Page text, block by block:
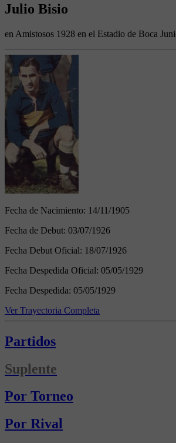
Julio Bisio
en Amistosos 1928 en el Estadio de Boca
Fecha de Nacimiento: 14/11/1905
Fecha de Debut: 03/07/1926
Fecha Debut Oficial: 18/07/1926
Fecha Despedida Oficial: 05/05/1929
Fecha Despedida: 05/05/1929
Ver Trayectoria Completa
Partidos
Suplente
Por Torneo
Por Rival